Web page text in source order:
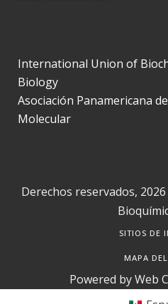
International Union of
Biology
Asociación Panamericana
Molecular
Derechos reservados,
SITIOS DE
MAPA
Powered byWeb